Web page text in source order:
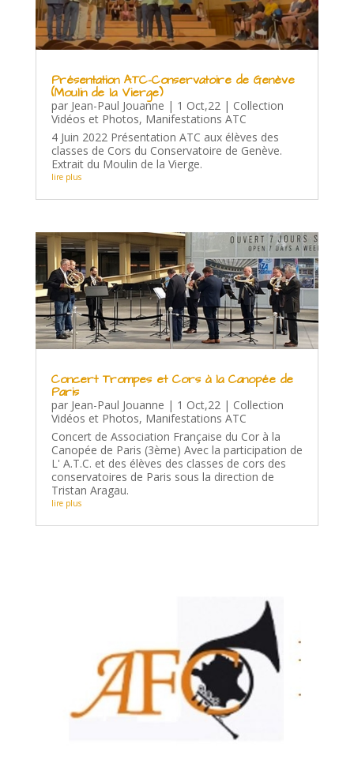
Présentation ATC-Conservatoire de Genève
(Moulin de la Vierge)
par Jean-Paul Jouanne | 1 Oct,22| Collection
Vidéos et Photos, Manifestations ATC
4 Juin 2022 Présentation ATC aux élèves des
classes de Cors du Conservatoire de Genève.
Extrait du Moulin de la Vierge.
lire plus
Concert Trompes et Cors à la Canopée de
Paris
par Jean-Paul Jouanne | 1 Oct,22| Collection
Vidéos et Photos, Manifestations ATC
Concert de Association Française du Cor à la
Canopée de Paris (3ème) Avec la participation de
L' A.T.C. et des élèves des classes de cors des
conservatoires de Paris sous la direction de
Tristan Aragau.
lire plus